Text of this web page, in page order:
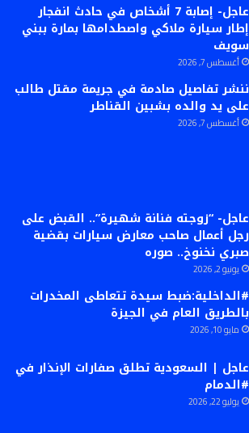
عاجل- إصابة 7 أشخاص في حادث انفجار
إطار سيارة ملاكي واصطدامها بمارة ببني
سويف
أغسطس 7, 2026
ننشر تفاصيل صادمة في جريمة مقتل طالب
على يد والده بشبين القناطر
أغسطس 7, 2026
عاجل- “زوجته فنانة شهيرة”.. القبض على
رجل أعمال صاحب معارض سيارات بقضية
صبري نخنوخ.. صوره
يونيو 2, 2026
#الداخلية:ضبط سيدة تتعاطى المخدرات
بالطريق العام في الجيزة
مايو 10, 2026
عاجل | السعودية تطلق صفارات الإنذار في
#الدمام
يوليو 22, 2026